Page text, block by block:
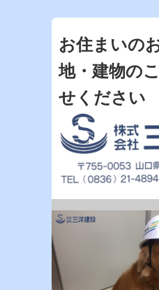
お住まいの
地・建物の
せください